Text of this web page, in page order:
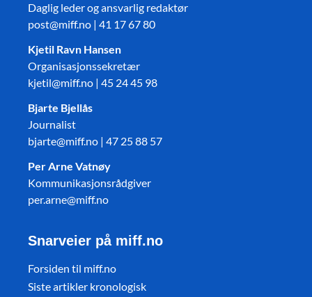
Daglig leder og ansvarlig redaktør
post@miff.no | 41 17 67 80
Kjetil Ravn Hansen
Organisasjonssekretær
kjetil@miff.no | 45 24 45 98
Bjarte Bjellås
Journalist
bjarte@miff.no | 47 25 88 57
Per Arne Vatnøy
Kommunikasjonsrådgiver
per.arne@miff.no
Snarveier på miff.no
Forsiden til miff.no
Siste artikler kronologisk